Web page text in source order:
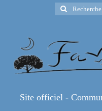
Rechercher
:
Site officiel -